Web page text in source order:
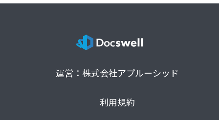
運営：株式会社アプルーシッド
利用規約